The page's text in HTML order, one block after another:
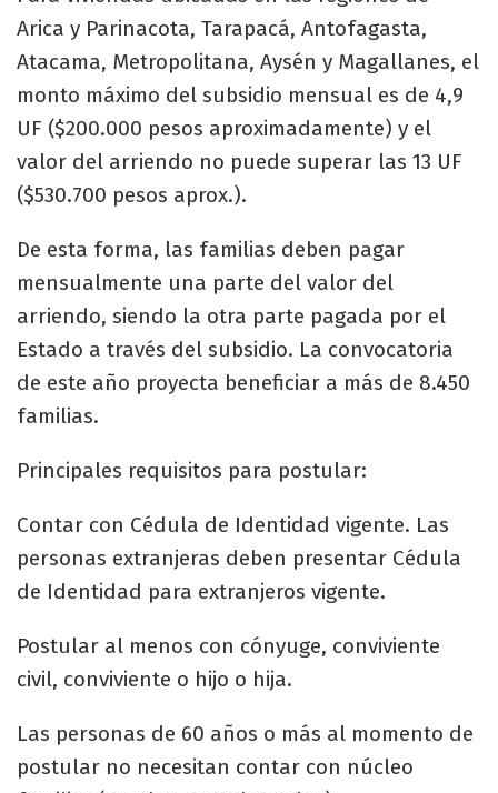
Arica y Parinacota, Tarapacá, Antofagasta,
Atacama, Metropolitana, Aysén y Magallanes, el
monto máximo del subsidio mensual es de 4,9
UF ($200.000 pesos aproximadamente) y el
valor del arriendo no puede superar las 13 UF
($530.700 pesos aprox.).
De esta forma, las familias deben pagar
mensualmente una parte del valor del
arriendo, siendo la otra parte pagada por el
Estado a través del subsidio. La convocatoria
de este año proyecta beneficiar a más de 8.450
familias.
Principales requisitos para postular:
Contar con Cédula de Identidad vigente. Las
personas extranjeras deben presentar Cédula
de Identidad para extranjeros vigente.
Postular al menos con cónyuge, conviviente
civil, conviviente o hijo o hija.
Las personas de 60 años o más al momento de
postular no necesitan contar con núcleo